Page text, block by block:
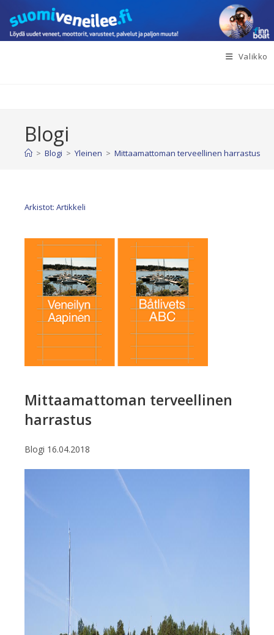
suoraan
sisältöön
Valikko
Blogi
> Blogi > Yleinen > Mittaamattoman terveellinen harrastus
Arkistot: Artikkeli
Mittaamattoman terveellinen
harrastus
Blogi 16.04.2018